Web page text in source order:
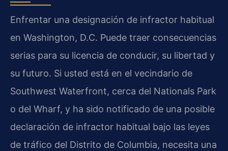
Enfrentar una designación de infractor habitual
en Washington, D.C. Puede traer consecuencias
serias para su licencia de conducir, su libertad y
su futuro. Si usted está en el vecindario de
Southwest Waterfront, cerca del Nationals Park
o del Wharf, y ha sido notificado de una posible
declaración de infractor habitual bajo las leyes
de tráfico del Distrito de Columbia, necesita una